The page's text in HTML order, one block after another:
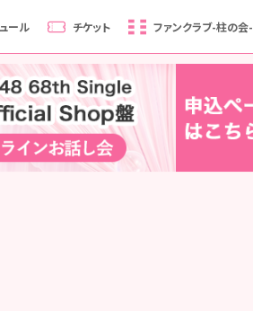
ール チケット ファンクラブ-柱の会-